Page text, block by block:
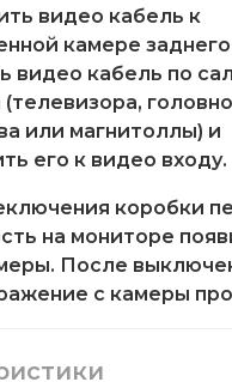
видео кабель к
камере
видео кабель по
или магнитоллы) и
его к видео входу.
коробки
на мониторе
После
с камеры